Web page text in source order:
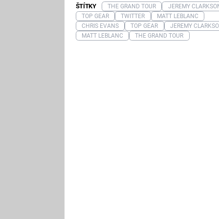
ŠTÍTKY THE GRAND TOUR
JEREMY
TOP GEAR
TWITTER
MATT LEBLANC
CHRIS EVANS
TOP GEAR
JEREMY
MATT LEBLANC
THE GRAND TOUR